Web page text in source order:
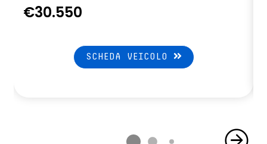
€30.550
SCHEDA VEICOLO